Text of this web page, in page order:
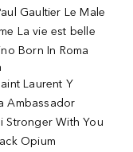
Gaultier Le Male
La vie est belle
Born In Roma
Laurent Y
Ambassador
Stronger With You
Opium